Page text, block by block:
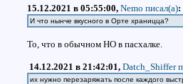
15.12.2021 в 05:55:00, Nemo писал(a):
И что нынче вкусного в Орте храницца?
То, что в обычном НО в пасхалке.
14.12.2021 в 21:42:01, Datch_Shiffer
их нужно перезаряжать после каждого